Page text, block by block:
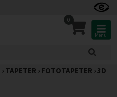
0
Menu
› TAPETER › FOTOTAPETER ›3D